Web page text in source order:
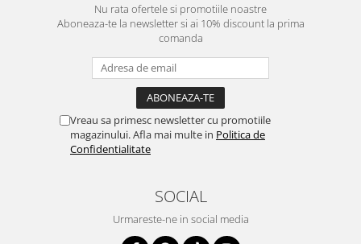
Nu rata ofertele si promotiile noastre
Aboneaza-te la newsletter si ai 10% discount la prima
comanda
Vreau sa primesc newsletter cu promotiile
magazinului. Afla mai multe in Politica de
Confidentialitate
SOCIAL
Urmareste-ne in social media